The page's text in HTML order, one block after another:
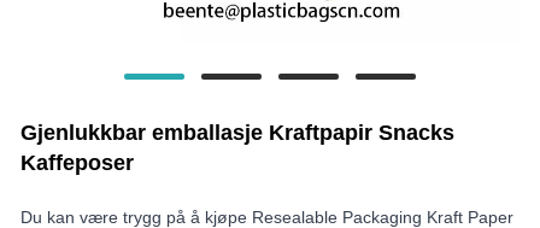
Gjenlukkbar emballasje Kraftpapir Snacks
Kaffeposer
Du kan være trygg på å kjøpe Resealable Packaging Kraft Paper